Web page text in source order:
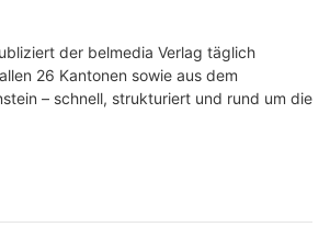
der belmedia Verlag täglich
26 Kantonen sowie aus dem
– schnell, strukturiert und rund um die